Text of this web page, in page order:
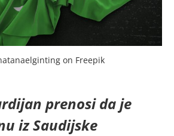
on Freepik
prenosi da je
iz Saudijske